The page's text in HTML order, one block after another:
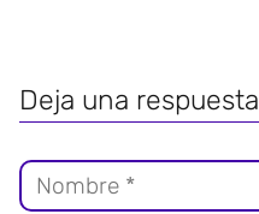
Deja una respuesta